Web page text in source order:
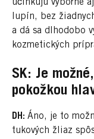
účinkujú výborne
lupín, bez
a dá sa dlhodobo
kozmetických
SK: Je
pokožkou
DH: Áno, je to
tukových žliaz